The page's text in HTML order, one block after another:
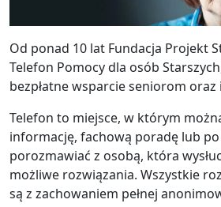
Od ponad 10 lat Fundacja Projekt
Telefon Pomocy dla osób
bezpłatne wsparcie seniorom
Telefon to miejsce, w którym
informację, fachową poradę lub
porozmawiać z osobą, która
możliwe rozwiązania. Wszystkie
są z zachowaniem pełnej